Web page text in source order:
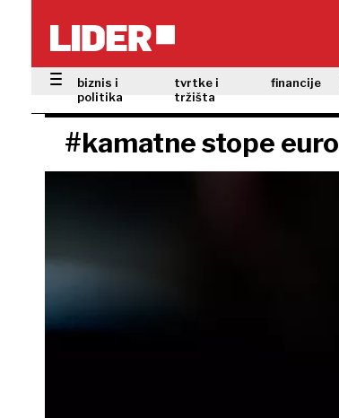
biznis i
politika
tvrtke i
tržišta
financije
#kamatne stope euro